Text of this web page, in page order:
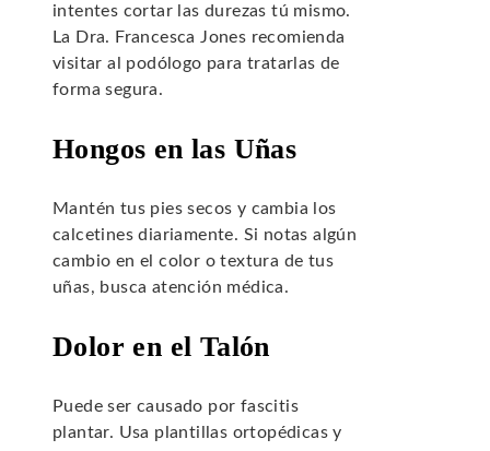
intentes cortar las durezas tú mismo.
La Dra. Francesca Jones recomienda
visitar al podólogo para tratarlas de
forma segura.
Hongos en las Uñas
Mantén tus pies secos y cambia los
calcetines diariamente. Si notas algún
cambio en el color o textura de tus
uñas, busca atención médica.
Dolor en el Talón
Puede ser causado por fascitis
plantar. Usa plantillas ortopédicas y